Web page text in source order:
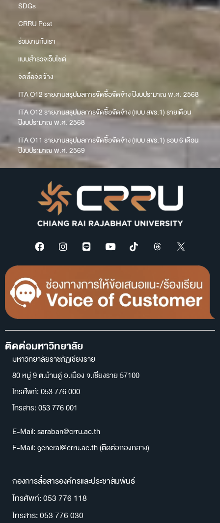
SDGs
CRRU Post
ร่วมงานกับเรา
แบบสำรวจเว็บไซต์
จัดซื้อจัดจ้าง
ITA O12 รายงานสรุปผลการจัดซื้อจัดจ้าง ปีงบประมาณ พ.ศ. 2568
ITA O12 รายงานสรุปผลการจัดซื้อจัดจ้าง (แบบ สขร.1) รายเดือน
ปีงบประมาณ พ.ศ. 2568
ITA O11 รายงานสรุปผลการจัดซื้อจัดจ้าง (แบบ สขร.1) รอบ 6 เดือน
ปีงบประมาณ พ.ศ. 2569
ติดต่อมหาวิทยาลัย
มหาวิทยาลัยราชภัฏเชียงราย
80 หมู่ 9 ต.บ้านดู่ อ.เมือง จ.เชียงราย 57100
โทรศัพท์: 053 776 000
โทรสาร: 053 776 001
E-Mail: saraban@crru.ac.th
E-Mail: general@crru.ac.th (ติดต่อกองกลาง)
กองการสื่อสารองค์กรและประชาสัมพันธ์
โทรศัพท์: 053 776 118
โทรสาร: 053 776 030